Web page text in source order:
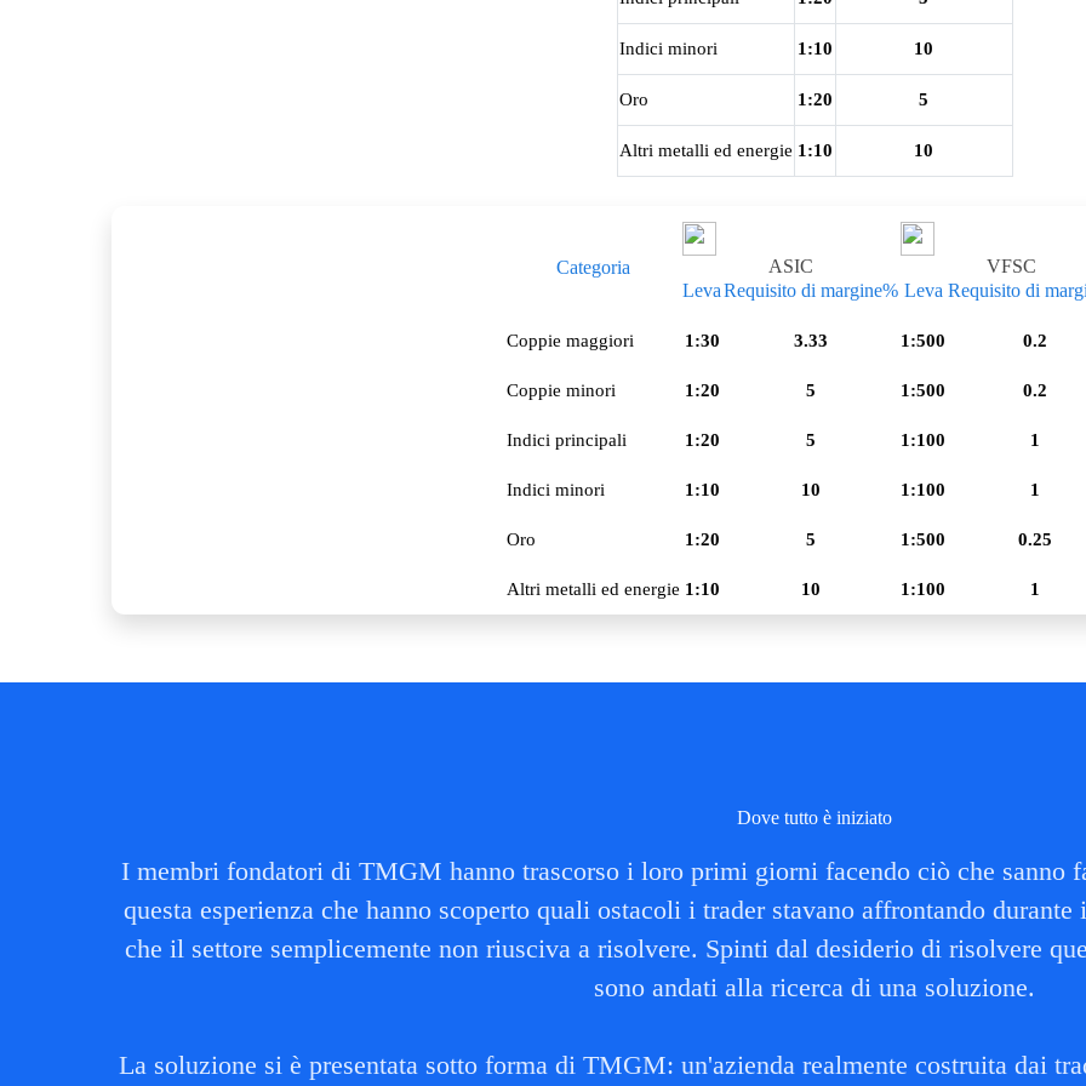
Indici minori 1:10 10
Oro 1:20 5
Altri metalli ed energie 1:10 10
Categoria ASIC
VFSC
LevaRequisito di margine% Leva Requisito di
Coppie maggiori 1:30 3.33 1:500 0.2
Coppie minori 1:20 5 1:500 0.2
Indici principali 1:20 5 1:100 1
Indici minori 1:10 10 1:100 1
Oro 1:20 5 1:500 0.25
Altri metalli ed energie 1:10 10 1:100 1
Dove tutto è iniziato
I membri fondatori di TMGM hanno trascorso i loro primi giorni facendo ciò che sanno
questa esperienza che hanno scoperto quali ostacoli i trader stavano affrontando
che il settore semplicemente non riusciva a risolvere. Spinti dal desiderio di risolvere
sono andati alla ricerca di una soluzione.
La soluzione si è presentata sotto forma di TMGM: un'azienda realmente costruita dai